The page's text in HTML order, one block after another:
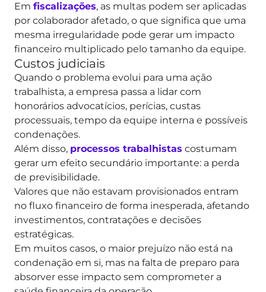
Em fiscalizações, as multas podem ser aplicadas
por colaborador afetado, o que significa que uma
mesma irregularidade pode gerar um impacto
financeiro multiplicado pelo tamanho da equipe.
Custos judiciais
Quando o problema evolui para uma ação
trabalhista, a empresa passa a lidar com
honorários advocatícios, perícias, custas
processuais, tempo da equipe interna e possíveis
condenações.
Além disso, processos trabalhistas costumam
gerar um efeito secundário importante: a perda
de previsibilidade.
Valores que não estavam provisionados entram
no fluxo financeiro de forma inesperada, afetando
investimentos, contratações e decisões
estratégicas.
Em muitos casos, o maior prejuízo não está na
condenação em si, mas na falta de preparo para
absorver esse impacto sem comprometer a